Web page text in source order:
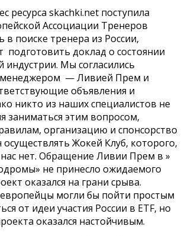
ресурса skachki.net поступила
Ассоциации Тренеров
поиске тренера из России,
подготовить доклад о состоянии
Мы согласились
менеджером — Ливией Прем и
объявления и
никто из наших специалистов не
заниматься этим вопросом,
организацию и спонсорство
Жокей Клуб, которого,
нас нет. Обращение Ливии Прем в »
не принесло ожидаемого
оказался на грани срыва.
могли бы пойти простым
от идеи участия России в ETF, но
оказался настойчивым.